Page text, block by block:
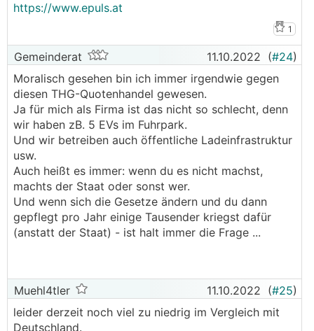
https://www.epuls.at
1
Gemeinderat 11.10.2022 (#24)
Moralisch gesehen bin ich immer irgendwie gegen
diesen THG-Quotenhandel gewesen.
Ja für mich als Firma ist das nicht so schlecht, denn
wir haben zB. 5 EVs im Fuhrpark.
Und wir betreiben auch öffentliche Ladeinfrastruktur
usw.
Auch heißt es immer: wenn du es nicht machst,
machts der Staat oder sonst wer.
Und wenn sich die Gesetze ändern und du dann
gepflegt pro Jahr einige Tausender kriegst dafür
(anstatt der Staat) - ist halt immer die Frage ...
Muehl4tler 11.10.2022 (#25)
leider derzeit noch viel zu niedrig im Vergleich mit
Deutschland.